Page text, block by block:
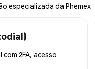
especializada da Phemex
2FA, acesso